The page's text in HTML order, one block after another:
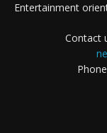
Entertainment
Contact